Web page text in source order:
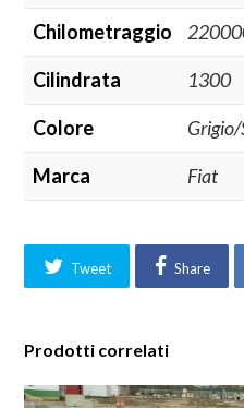
Chilometraggio
Cilindrata
1300
Colore
Marca
Fiat
Tweet Share
Prodotti correlati